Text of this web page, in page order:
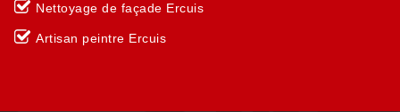
Nettoyage de façade Ercuis
Artisan peintre Ercuis